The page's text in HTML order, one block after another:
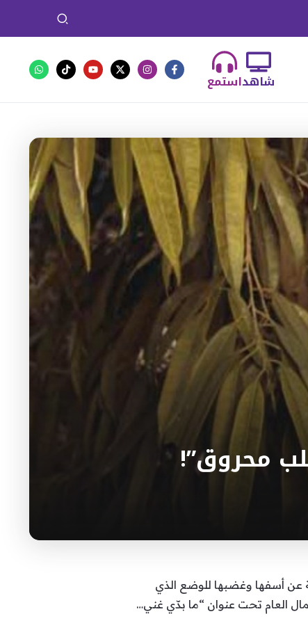
استمعشاهد
محروق”!
عن أسفها وغضبها للوضع الذي
العام تحت عنوان “ما بدّي غني…